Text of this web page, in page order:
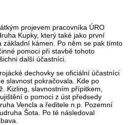
projevem pracovníka ÚRO
Kupky, který také jako první
základní kámen. Po něm se pak tímto
pomoci při stavbě tohoto
další účastníci.
dechovky se oficiální účastníci
slavnost pokračovala. Kde po
Kizling, slavnostním přípitkem,
o pomoci z úst předsedy
Vencla a ředitele n.p. Pozemní
Šota. Po té následoval